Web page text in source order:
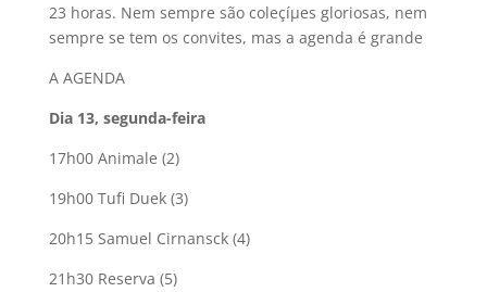
23 horas. Nem sempre são coleçíµes gloriosas, nem
sempre se tem os convites, mas a agenda é grande
A AGENDA
Dia 13, segunda-feira
17h00 Animale (2)
19h00 Tufi Duek (3)
20h15 Samuel Cirnansck (4)
21h30 Reserva (5)